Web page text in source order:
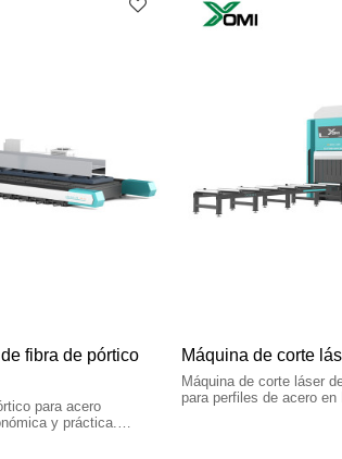
fibra de pórtico
para acero
y práctica.
Máquina de corte
Máquina de corte láser
para perfiles de acero